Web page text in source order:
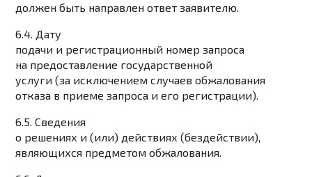
должен быть направлен ответ заявителю.
6.4. Дату
подачи и регистрационный номер запроса
на предоставление государственной
услуги (за исключением случаев обжалования
отказа в приеме запроса и его регистрации).
6.5. Сведения
о решениях и (или) действиях (бездействии),
являющихся предметом обжалования.